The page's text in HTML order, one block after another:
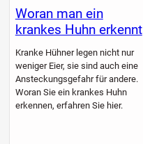
Woran man ein
krankes Huhn erkennt
Kranke Hühner legen nicht nur
weniger Eier, sie sind auch eine
Ansteckungsgefahr für andere.
Woran Sie ein krankes Huhn
erkennen, erfahren Sie hier.